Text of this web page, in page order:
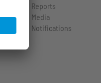
Reports
Media
Notifications